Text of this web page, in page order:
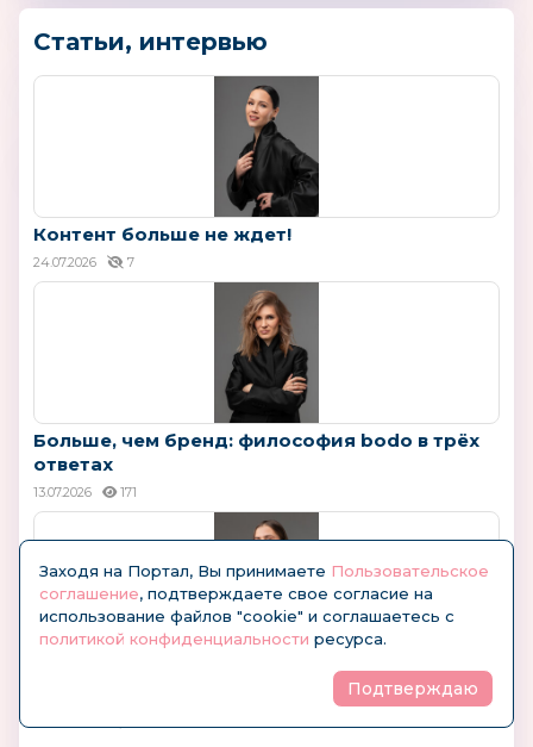
Статьи, интервью
Контент больше не ждет!
24.07.2026 7
Больше, чем бренд: философия bodo в трёх
ответах
13.07.2026 171
Александра Саввинова (bodo): "Не только
Заходя на Портал, Вы принимаете Пользовательское
соглашение, подтверждаете свое согласие на
использование файлов "cookie" и соглашаетесь с
политикой конфиденциальности ресурса.
Подтверждаю